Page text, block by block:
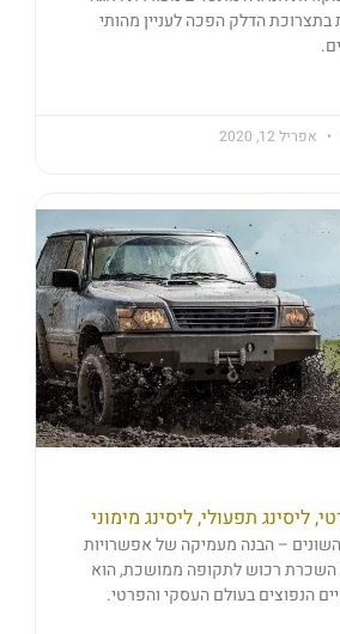
בתצרוכת הדלק הפכה לעניין מהותי
אפריל 12, 2020
ליסינג תפעולי, ליסינג מימוני
השונים – הבנה מעמיקה של אפשרויות
השכרת רכוש לתקופה ממושכת, הוא
הנפוצים בעולם העסקי והפרטי.